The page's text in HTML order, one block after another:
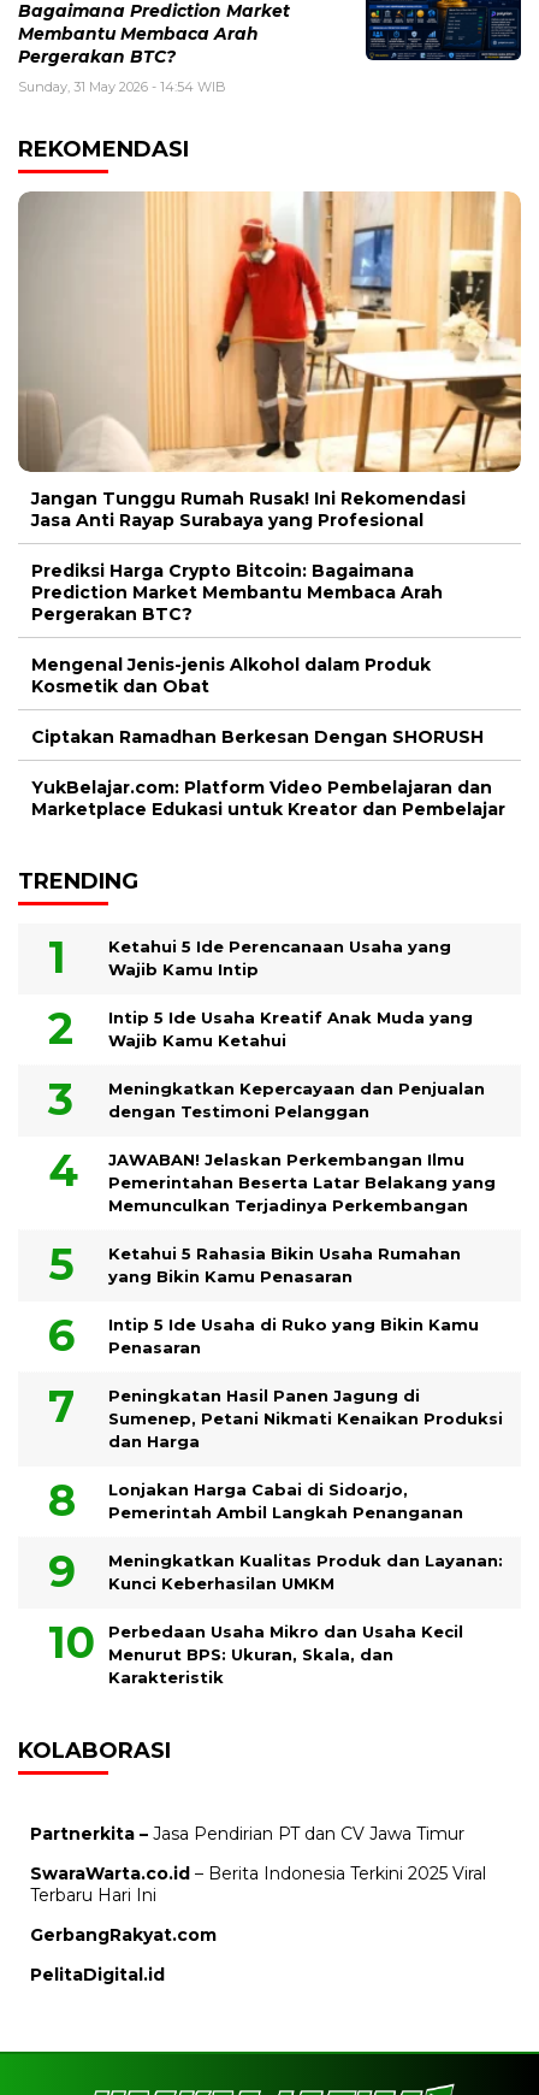
Bagaimana Prediction Market
Membantu Membaca Arah
Pergerakan BTC?
Sunday, 31 May 2026 - 14:54 WIB
REKOMENDASI
Jangan Tunggu Rumah Rusak! Ini Rekomendasi
Jasa Anti Rayap Surabaya yang Profesional
Prediksi Harga Crypto Bitcoin: Bagaimana
Prediction Market Membantu Membaca Arah
Pergerakan BTC?
Mengenal Jenis-jenis Alkohol dalam Produk
Kosmetik dan Obat
Ciptakan Ramadhan Berkesan Dengan SHORUSH
YukBelajar.com: Platform Video Pembelajaran dan
Marketplace Edukasi untuk Kreator dan Pembelajar
TRENDING
Ketahui 5 Ide Perencanaan Usaha yang
Wajib Kamu Intip
Intip 5 Ide Usaha Kreatif Anak Muda yang
Wajib Kamu Ketahui
Meningkatkan Kepercayaan dan Penjualan
dengan Testimoni Pelanggan
JAWABAN! Jelaskan Perkembangan Ilmu
Pemerintahan Beserta Latar Belakang yang
Memunculkan Terjadinya Perkembangan
Ketahui 5 Rahasia Bikin Usaha Rumahan
yang Bikin Kamu Penasaran
Intip 5 Ide Usaha di Ruko yang Bikin Kamu
Penasaran
Peningkatan Hasil Panen Jagung di
Sumenep, Petani Nikmati Kenaikan Produksi
dan Harga
Lonjakan Harga Cabai di Sidoarjo,
Pemerintah Ambil Langkah Penanganan
Meningkatkan Kualitas Produk dan Layanan:
Kunci Keberhasilan UMKM
Perbedaan Usaha Mikro dan Usaha Kecil
Menurut BPS: Ukuran, Skala, dan
Karakteristik
KOLABORASI
Partnerkita – Jasa Pendirian PT dan CV Jawa Timur
SwaraWarta.co.id – Berita Indonesia Terkini 2025 Viral
Terbaru Hari Ini
GerbangRakyat.com
PelitaDigital.id